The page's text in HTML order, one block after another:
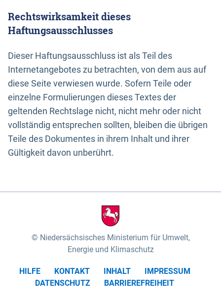
Rechtswirksamkeit dieses
Haftungsausschlusses
Dieser Haftungsausschluss ist als Teil des
Internetangebotes zu betrachten, von dem aus auf
diese Seite verwiesen wurde. Sofern Teile oder
einzelne Formulierungen dieses Textes der
geltenden Rechtslage nicht, nicht mehr oder nicht
vollständig entsprechen sollten, bleiben die übrigen
Teile des Dokumentes in ihrem Inhalt und ihrer
Gültigkeit davon unberührt.
Niedersächsisches Ministerium für Umwelt,
Energie und Klimaschutz
HILFE KONTAKT INHALT
IMPRESSUM
DATENSCHUTZ
BARRIEREFREIHEIT